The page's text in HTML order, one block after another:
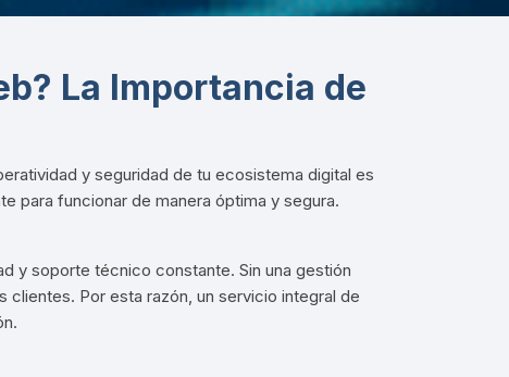
La Importancia de
y seguridad de tu ecosistema digital es
para funcionar de manera óptima y segura.
y soporte técnico constante. Sin una gestión
clientes. Por esta razón, un servicio integral de